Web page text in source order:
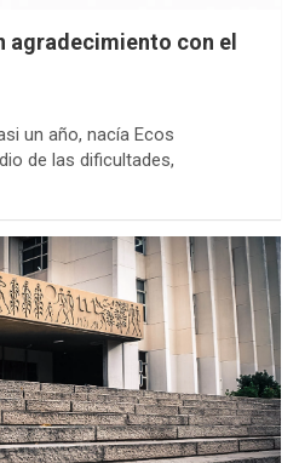
agradecimiento con el
un año, nacía Ecos
de las dificultades,